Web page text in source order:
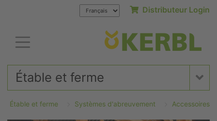
Distributeur Login
Étable et ferme
Étable et ferme Systèmes d'abreuvement Accessoires